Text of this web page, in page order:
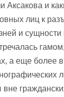
Аксакова и
лиц к
и
а еще более